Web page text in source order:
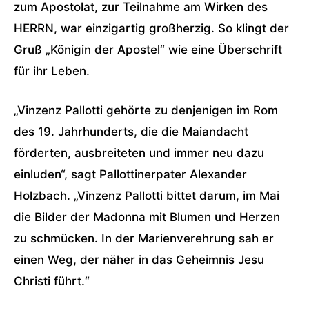
zum Apostolat, zur Teilnahme am Wirken des
HERRN, war einzigartig großherzig. So klingt der
Gruß „Königin der Apostel“ wie eine Überschrift
für ihr Leben.
„Vinzenz Pallotti gehörte zu denjenigen im Rom
des 19. Jahrhunderts, die die Maiandacht
förderten, ausbreiteten und immer neu dazu
einluden“, sagt Pallottinerpater Alexander
Holzbach. „Vinzenz Pallotti bittet darum, im Mai
die Bilder der Madonna mit Blumen und Herzen
zu schmücken. In der Marienverehrung sah er
einen Weg, der näher in das Geheimnis Jesu
Christi führt.“